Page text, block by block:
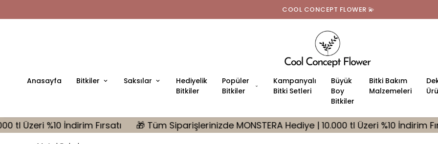
Tüm Türkiye'ye Ücretsiz Teslimat
Anasayfa Bitkiler Saksılar
Hediyelik
Bitkiler
Popüler
Bitkiler
Kampanyalı
Bitki Setleri
Büyük
Boy
Bitkiler
Bitki Bakım
Malzemeleri
Fırsatı 🎁 Tüm Siparişlerinizde MONSTERA Hediye | 10.000 tl Üzeri %10 İndirim Fırsatı 🎁 Tüm